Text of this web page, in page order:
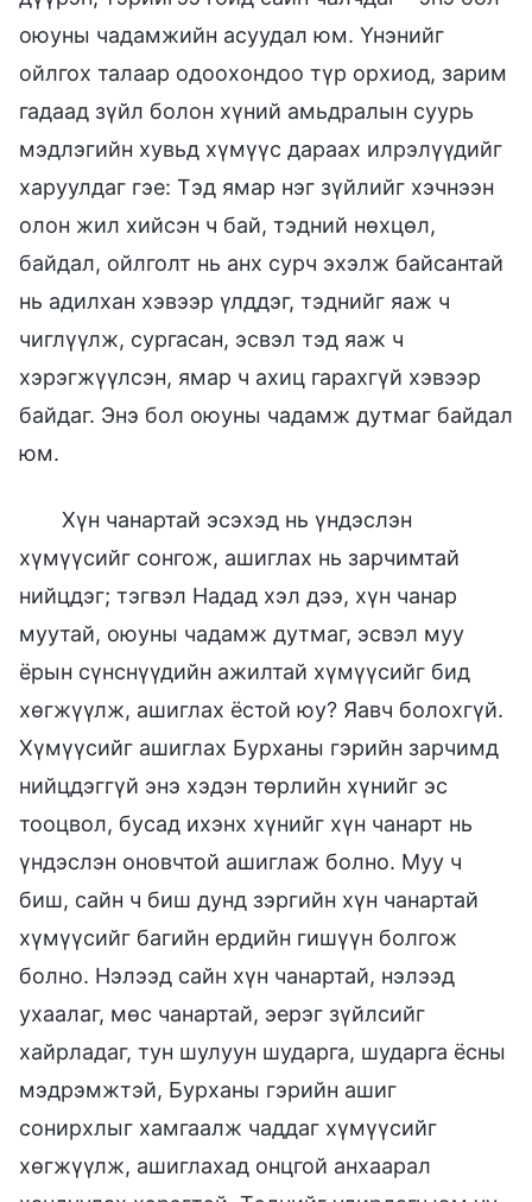
оюуны чадамжийн асуудал юм. Үнэнийг
ойлгох талаар одоохондоо түр орхиод, зарим
гадаад зүйл болон хүний амьдралын суурь
мэдлэгийн хувьд хүмүүс дараах илрэлүүдийг
харуулдаг гэе: Тэд ямар нэг зүйлийг хэчнээн
олон жил хийсэн ч бай, тэдний нөхцөл,
байдал, ойлголт нь анх сурч эхэлж байсантай
нь адилхан хэвээр үлддэг, тэднийг яаж ч
чиглүүлж, сургасан, эсвэл тэд яаж ч
хэрэгжүүлсэн, ямар ч ахиц гарахгүй хэвээр
байдаг. Энэ бол оюуны чадамж дутмаг байдал
юм.
Хүн чанартай эсэхэд нь үндэслэн
хүмүүсийг сонгож, ашиглах нь зарчимтай
нийцдэг; тэгвэл Надад хэл дээ, хүн чанар
муутай, оюуны чадамж дутмаг, эсвэл муу
ёрын сүнснүүдийн ажилтай хүмүүсийг бид
хөгжүүлж, ашиглах ёстой юу? Яавч болохгүй.
Хүмүүсийг ашиглах Бурханы гэрийн зарчимд
нийцдэггүй энэ хэдэн төрлийн хүнийг эс
тооцвол, бусад ихэнх хүнийг хүн чанарт нь
үндэслэн оновчтой ашиглаж болно. Муу ч
биш, сайн ч биш дунд зэргийн хүн чанартай
хүмүүсийг багийн ердийн гишүүн болгож
болно. Нэлээд сайн хүн чанартай, нэлээд
ухаалаг, мөс чанартай, эерэг зүйлсийг
хайрладаг, тун шулуун шударга, шударга ёсны
мэдрэмжтэй, Бурханы гэрийн ашиг
сонирхлыг хамгаалж чаддаг хүмүүсийг
хөгжүүлж, ашиглахад онцгой анхаарал